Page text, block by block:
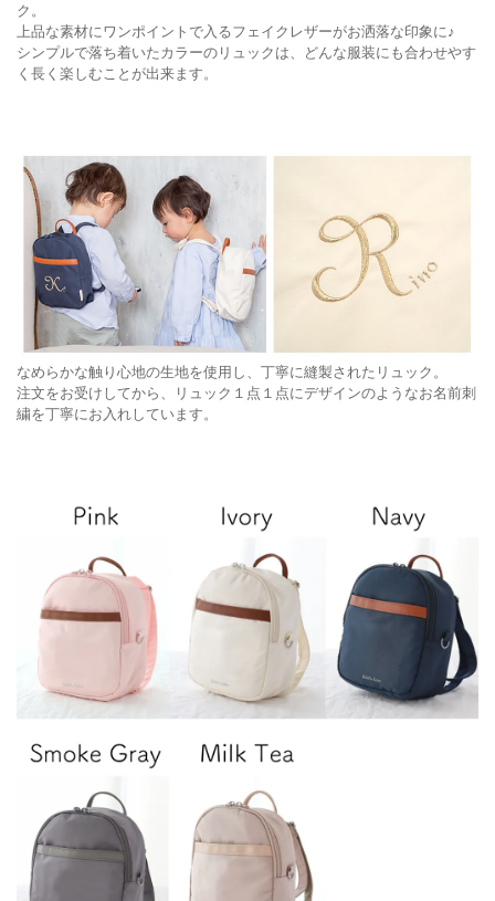
ク。
上品な素材にワンポイントで入るフェイクレザーがお洒落な印象に♪
シンプルで落ち着いたカラーのリュックは、どんな服装にも合わせやす
く長く楽しむことが出来ます。
なめらかな触り心地の生地を使用し、丁寧に縫製されたリュック。
注文をお受けしてから、リュック１点１点にデザインのようなお名前刺
繍を丁寧にお入れしています。